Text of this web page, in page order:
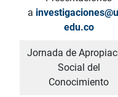
a
edu.co
Jornada de
Social del
Conocimiento